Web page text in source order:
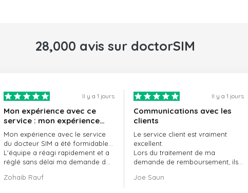
28,000 avis sur doctorSIM
Il y a 1 jours
Mon expérience avec ce
service : mon expérience
avec le service de
doctorSIM a été formidable.
Mon expérience avec le service
du docteur SIM a été formidable…
L'équipe a réagi rapidement et a
réglé sans délai ma demande de
Dans l'ensemble, j'ai vraiment
Zohaib Rauf
Il y a 1 jours
Communications avec les
clients
Le service client est vraiment
excellent.
Lors du traitement de ma
demande de remboursement, ils
professionnalisme et de rapidité,
Joe Saun